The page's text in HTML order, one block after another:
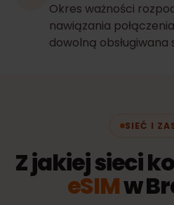
Okres ważności
nawiązania
dowolną obsługiwana
SIEĆ I
Z jakiej sieci
eSIMw